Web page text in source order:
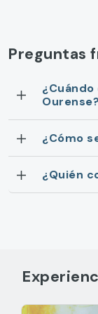
Preguntas
Ourense?
¿Cómo
¿Quién